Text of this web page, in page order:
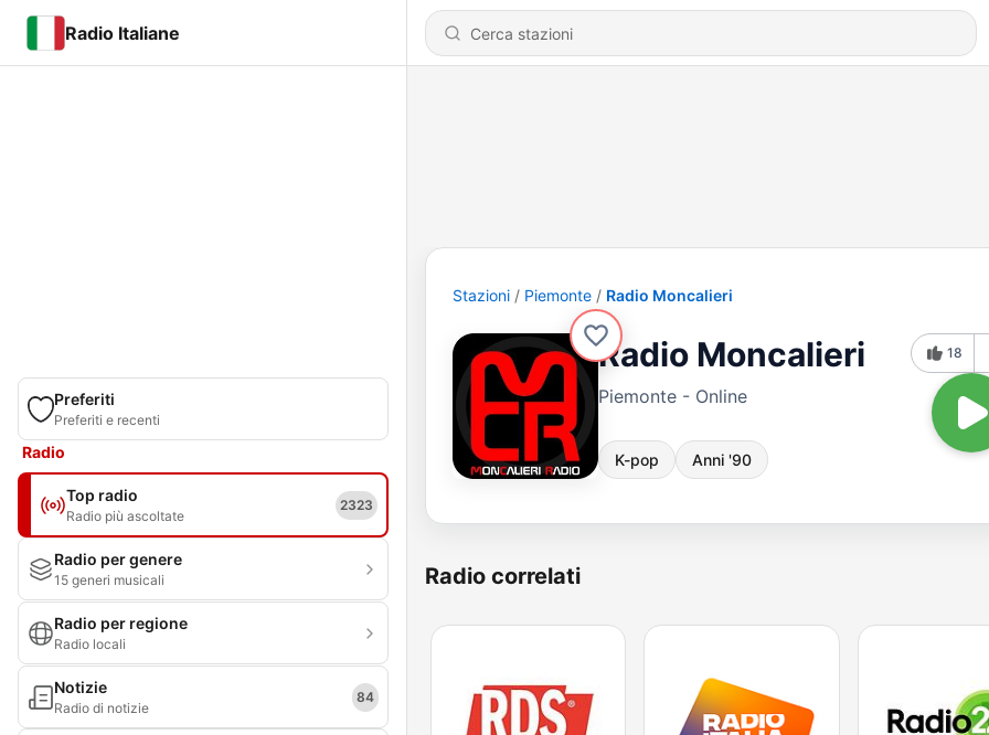
Radio Italiane
Preferiti
Preferiti e recenti
Radio
Top radio
Radio più ascoltate
2323
Radio per genere
15 generi musicali
Radio per regione
Radio locali
Notizie
Radio di notizie
84
Stazioni Piemonte Radio Moncalieri
Radio Moncalieri
Piemonte - Online
K-pop Anni '90
18
Radio correlati